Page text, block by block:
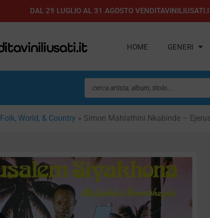
DAL 29 LUGLIO AL 31 AGOSTO
HOME GENERI
Ricerca
prodotti
Folk, World, & Country » Simon Mahlathini Nkabinde –